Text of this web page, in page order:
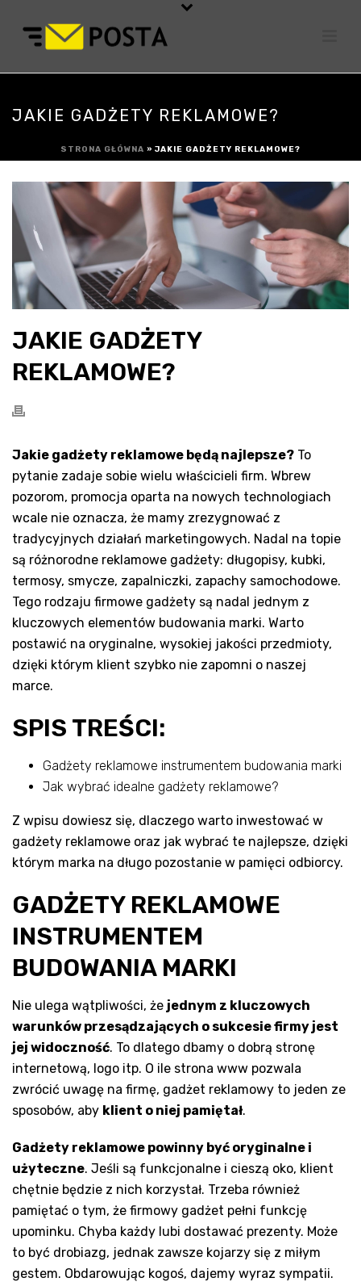
JAKIE GADŻETY REKLAMOWE?
STRONA GŁÓWNA » JAKIE GADŻETY REKLAMOWE?
JAKIE GADŻETY
REKLAMOWE?
Jakie gadżety reklamowe będą najlepsze? To
pytanie zadaje sobie wielu właścicieli firm. Wbrew
pozorom, promocja oparta na nowych technologiach
wcale nie oznacza, że mamy zrezygnować z
tradycyjnych działań marketingowych. Nadal na topie
są różnorodne reklamowe gadżety: długopisy, kubki,
termosy, smycze, zapalniczki, zapachy samochodowe.
Tego rodzaju firmowe gadżety są nadal jednym z
kluczowych elementów budowania marki. Warto
postawić na oryginalne, wysokiej jakości przedmioty,
dzięki którym klient szybko nie zapomni o naszej
marce.
SPIS TREŚCI:
Gadżety reklamowe instrumentem budowania marki
Jak wybrać idealne gadżety reklamowe?
Z wpisu dowiesz się, dlaczego warto inwestować w
gadżety reklamowe oraz jak wybrać te najlepsze, dzięki
którym marka na długo pozostanie w pamięci odbiorcy.
GADŻETY REKLAMOWE
INSTRUMENTEM
BUDOWANIA MARKI
Nie ulega wątpliwości, że jednym z kluczowych
warunków przesądzających o sukcesie firmy jest
jej widoczność. To dlatego dbamy o dobrą stronę
internetową, logo itp. O ile strona www pozwala
zwrócić uwagę na firmę, gadżet reklamowy to jeden ze
sposobów, aby klient o niej pamiętał.
Gadżety reklamowe powinny być oryginalne i
użyteczne. Jeśli są funkcjonalne i cieszą oko, klient
chętnie będzie z nich korzystał. Trzeba również
pamiętać o tym, że firmowy gadżet pełni funkcję
upominku. Chyba każdy lubi dostawać prezenty. Może
to być drobiazg, jednak zawsze kojarzy się z miłym
gestem. Obdarowując kogoś, dajemy wyraz sympatii.